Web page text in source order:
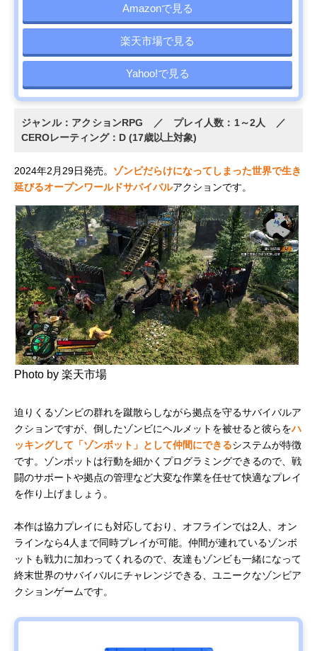
Amazonで見る
楽天市場で見る
Yahoo!で見る
ジャンル：アクションRPG ／ プレイ人数：1～2人 ／
CEROレーティング：D (17歳以上対象)
2024年2月29日発売。 ゾンビだらけになってしまった世界で生き
延びるオープンワールドサバイバルアクションです。
Photo by 楽天市場
迫りくるゾンビの群れを蹴散らしながら拠点を守るサバイバルア
クションですが、倒したゾンビにヘルメットを被せると彼らをハ
ッキングして「ゾンボット」として仲間にできるシステムが特徴
です。ゾンボットは行動を細かくプログラミングできるので、戦
闘のサポートや拠点の管理など大変な作業を任せて快適なプレイ
を作り上げましょう。
本作は協力プレイにも対応しており、オフラインでは2人、オン
ラインなら4人まで同時プレイが可能。仲間が連れているゾンボ
ットも戦力に加わってくれるので、友達もゾンビも一緒になって
終末世界のサバイバルにチャレンジできる、ユニークなゾンビア
クションゲームです。